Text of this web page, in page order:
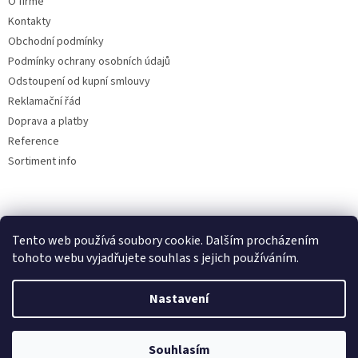
Tento web používá soubory cookie. Dalším procházením
tohoto webu vyjadřujete souhlas s jejich používáním.
Nastavení
Souhlasím
🏖️ DOVOLENÁ 6.8.2026 —
kamenná prodejna uzavřena.
Objednávky přijímáme i během
dovolené, expedice a osobní výdej
proběhnou až po jejím skončení.
Kontakty
Obchodní podmínky
Podmínky ochrany osobních údajů
Odstoupení od kupní smlouvy
Reklamační řád
Doprava a platby
Reference
Sortiment info
Reklamační řád
Vytvořil Shoptet
AUTOdesignPLUS. Všechna práva vyhrazena.